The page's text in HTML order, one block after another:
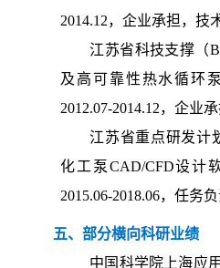
2014.12，企业承担，技
江苏省科技支撑（
及高可靠性热水循环
2012.07-2014.12，企业
江苏省重点研发计
化工泵CAD/CFD设计
2015.06-2018.06，任务负
五、部分横向科研业绩
中国科学院上海应